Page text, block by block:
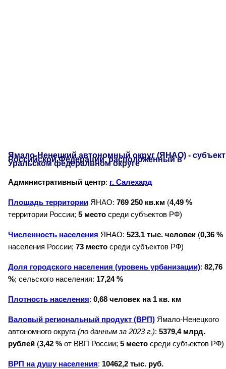
Ямало-Ненецкий автономный округ (ЯНАО) - субъект
Российской Федерации, расположенный в
Уральском федеральном округе
Административный центр: г. Салехард
Площадь территории ЯНАО: 769 250 кв.км (4,49 %
территории России; 5 место среди субъектов РФ)
Численность населения ЯНАО: 523,1 тыс. человек (0,36 %
населения России; 73 место среди субъектов РФ)
Доля городского населения (уровень урбанизации): 82,76
%; сельского населения: 17,24 %
Плотность населения: 0,68 человек на 1 кв. км
Валовый региональный продукт (ВРП) Ямало-Ненецкого
автономного округа(по данным за 2023 г.): 5379,4 млрд.
рублей (3,42 % от ВВП России; 5 место среди субъектов РФ)
ВРП на душу населения: 10462,2 тыс. руб.